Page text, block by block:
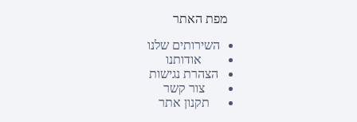
מפת האתר
השירותים שלנו
אודותנו
הצהרת נגישות
צור קשר
תקנון אתר